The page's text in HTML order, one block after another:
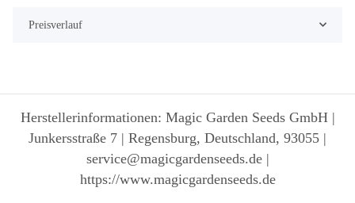
Preisverlauf
Herstellerinformationen: Magic Garden Seeds GmbH |
Junkersstraße 7 | Regensburg, Deutschland, 93055 |
service@magicgardenseeds.de |
https://www.magicgardenseeds.de